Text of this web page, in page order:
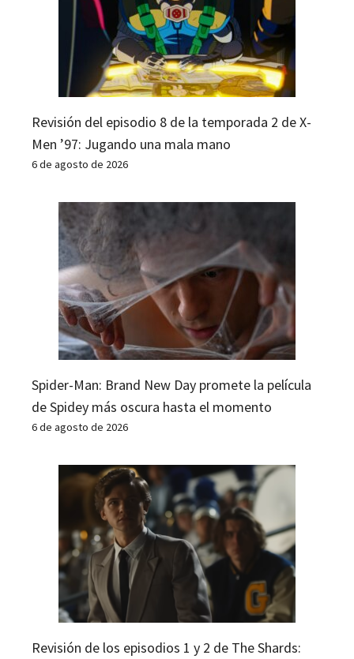
Revisión del episodio 8 de la temporada 2 de X-
Men ’97: Jugando una mala mano
6 de agosto de 2026
Spider-Man: Brand New Day promete la película
de Spidey más oscura hasta el momento
6 de agosto de 2026
Revisión de los episodios 1 y 2 de The Shards: